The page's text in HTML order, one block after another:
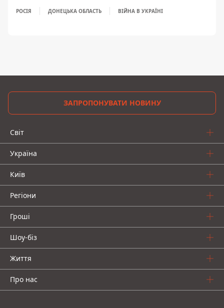
РОСІЯ ДОНЕЦЬКА ОБЛАСТЬ ВІЙНА В УКРАЇНІ
ЗАПРОПОНУВАТИ НОВИНУ
Світ
Україна
Київ
Регіони
Гроші
Шоу-біз
Життя
Про нас